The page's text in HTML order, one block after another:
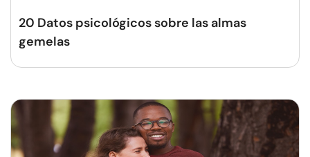
20 Datos psicológicos sobre las almas
gemelas